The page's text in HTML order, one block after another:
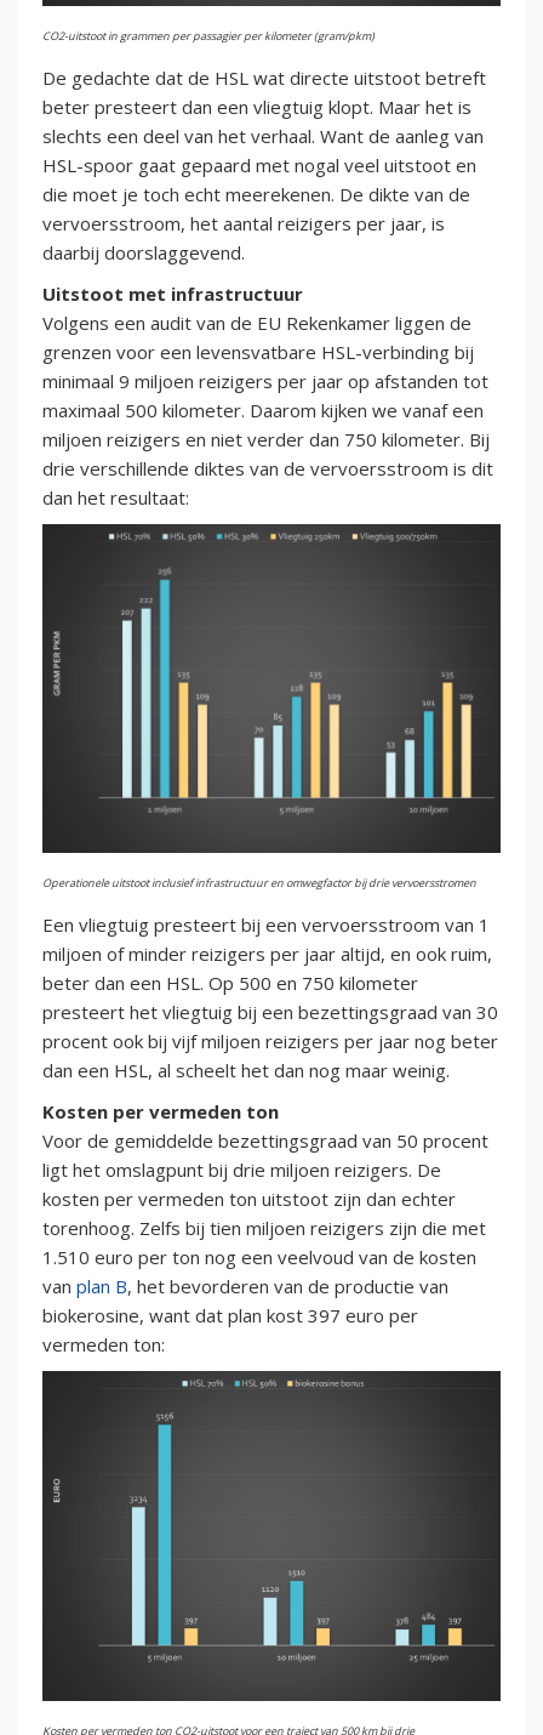
CO2-uitstoot in grammen per passagier per kilometer (gram/pkm)
De gedachte dat de HSL wat directe uitstoot betreft
beter presteert dan een vliegtuig klopt. Maar het is
slechts een deel van het verhaal. Want de aanleg van
HSL-spoor gaat gepaard met nogal veel uitstoot en
die moet je toch echt meerekenen. De dikte van de
vervoersstroom, het aantal reizigers per jaar, is
daarbij doorslaggevend.
Uitstoot met infrastructuur
Volgens een audit van de EU Rekenkamer liggen de
grenzen voor een levensvatbare HSL-verbinding bij
minimaal 9 miljoen reizigers per jaar op afstanden tot
maximaal 500 kilometer. Daarom kijken we vanaf een
miljoen reizigers en niet verder dan 750 kilometer. Bij
drie verschillende diktes van de vervoersstroom is dit
dan het resultaat:
Operationele uitstoot inclusief infrastructuur en omwegfactor bij drie vervoersstromen
Een vliegtuig presteert bij een vervoersstroom van 1
miljoen of minder reizigers per jaar altijd, en ook ruim,
beter dan een HSL. Op 500 en 750 kilometer
presteert het vliegtuig bij een bezettingsgraad van 30
procent ook bij vijf miljoen reizigers per jaar nog beter
dan een HSL, al scheelt het dan nog maar weinig.
Kosten per vermeden ton
Voor de gemiddelde bezettingsgraad van 50 procent
ligt het omslagpunt bij drie miljoen reizigers. De
kosten per vermeden ton uitstoot zijn dan echter
torenhoog. Zelfs bij tien miljoen reizigers zijn die met
1.510 euro per ton nog een veelvoud van de kosten
van plan B, het bevorderen van de productie van
biokerosine, want dat plan kost 397 euro per
vermeden ton:
Kosten per vermeden ton CO2-uitstoot voor een traject van 500 km bij drie